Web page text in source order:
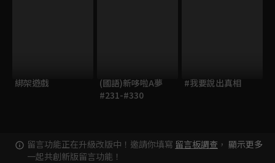
綁架遊戲
(國語)新哆啦A夢
#231-#330
#我要說出真相
留言功能正在升級改版中！邀請你填寫 留言板調查 ，
一起共創新版留言功能！
顯示更多